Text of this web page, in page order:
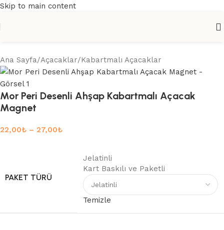
Skip to main content
Ana Sayfa/Açacaklar/Kabartmalı Açacaklar
Mor Peri Desenli Ahşap Kabartmalı Açacak
Magnet
22,00₺ – 27,00₺
PAKET TÜRÜ
Jelatinli
Kart Baskılı ve Paketli
Temizle